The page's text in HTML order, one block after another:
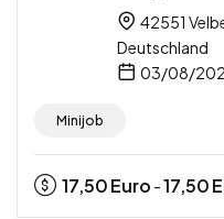
42551
Deutschland
03/08/
Minijob
17,50Euro -17,50